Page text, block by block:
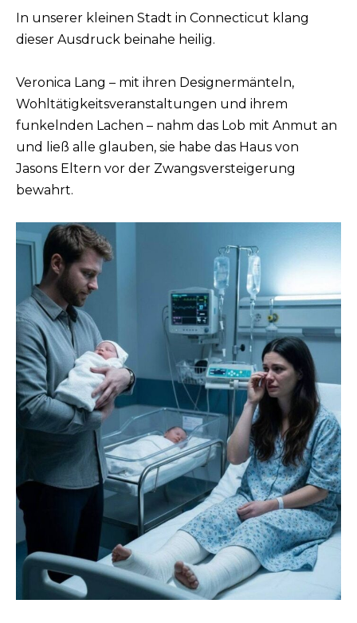
In unserer kleinen Stadt in Connecticut klang
dieser Ausdruck beinahe heilig.
Veronica Lang – mit ihren Designermänteln,
Wohltätigkeitsveranstaltungen und ihrem
funkelnden Lachen – nahm das Lob mit Anmut an
und ließ alle glauben, sie habe das Haus von
Jasons Eltern vor der Zwangsversteigerung
bewahrt.